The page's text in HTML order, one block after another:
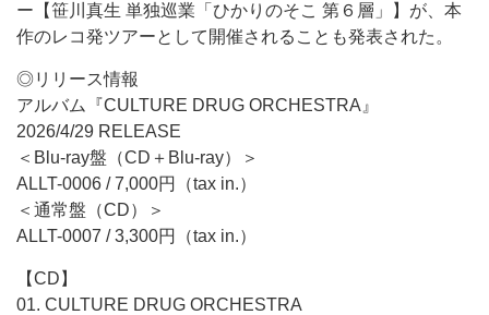
ー【笹川真生 単独巡業「ひかりのそこ 第６層」】が、本
作のレコ発ツアーとして開催されることも発表された。
◎リリース情報
アルバム『CULTURE DRUG ORCHESTRA』
2026/4/29 RELEASE
＜Blu-ray盤（CD＋Blu-ray）＞
ALLT-0006 / 7,000円（tax in.）
＜通常盤（CD）＞
ALLT-0007 / 3,300円（tax in.）
【CD】
01. CULTURE DRUG ORCHESTRA